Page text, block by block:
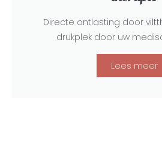
Directe ontlasting door
drukplek door uw
Lees meer